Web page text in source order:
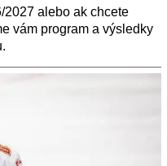
alebo ak chcete
vám program a výsledky